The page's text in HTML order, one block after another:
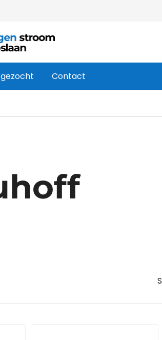
opslaan
voor thuisbatterijen & zonnepanelen!
Contact